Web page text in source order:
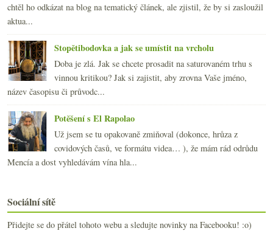
chtěl ho odkázat na blog na tematický článek, ale zjistil, že by si zasloužil
aktua...
Stopětibodovka a jak se umístit na vrcholu
Doba je zlá. Jak se chcete prosadit na saturovaném trhu s
vinnou kritikou? Jak si zajistit, aby zrovna Vaše jméno,
název časopisu či průvodc...
Potěšení s El Rapolao
Už jsem se tu opakovaně zmiňoval (dokonce, hrůza z
covidových časů, ve formátu videa… ), že mám rád odrůdu
Mencía a dost vyhledávám vína hla...
Sociální sítě
Přidejte se do přátel tohoto webu a sledujte novinky na Facebooku! :o)